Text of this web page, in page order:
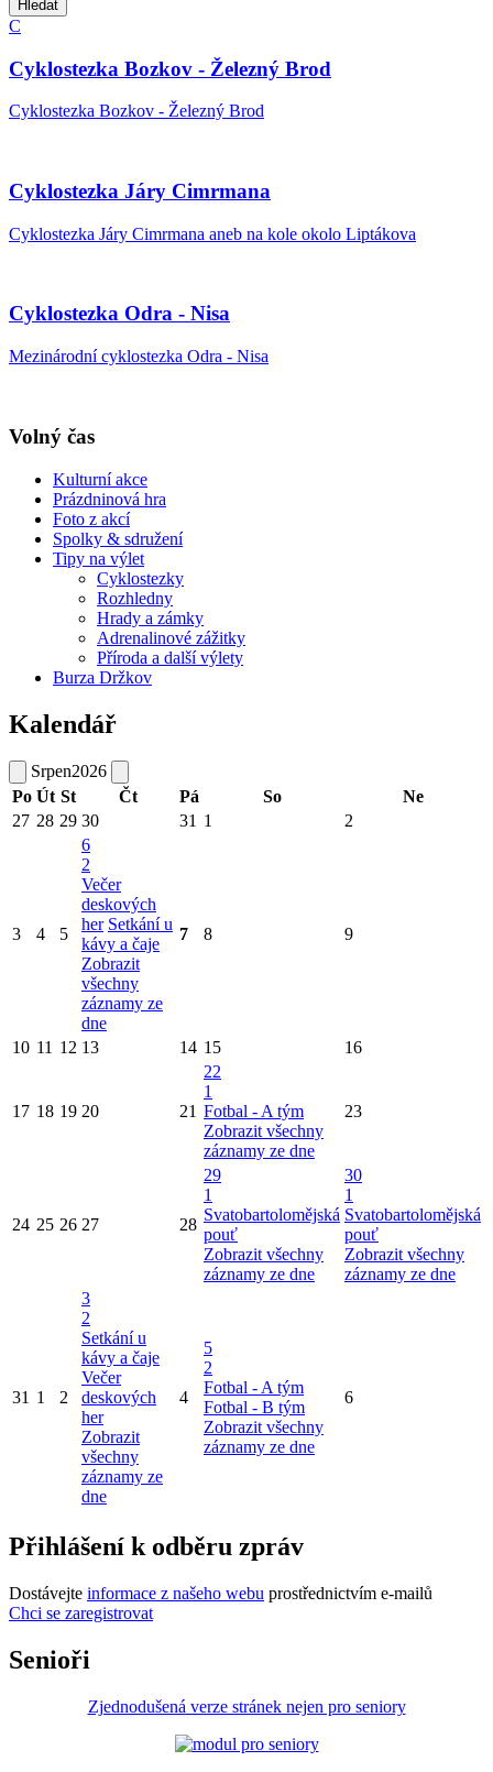
Hledat
C
Cyklostezka Bozkov - Železný Brod
Cyklostezka Bozkov - Železný Brod
Cyklostezka Járy Cimrmana
Cyklostezka Járy Cimrmana aneb na kole okolo Liptákova
Cyklostezka Odra - Nisa
Mezinárodní cyklostezka Odra - Nisa
Volný čas
Kulturní akce
Prázdninová hra
Foto z akcí
Spolky & sdružení
Tipy na výlet
Cyklostezky
Rozhledny
Hrady a zámky
Adrenalinové zážitky
Příroda a další výlety
Burza Držkov
Kalendář
Srpen2026
Po Út St Čt Pá So
Ne
27 28 29 30 31 1 2
3 4 5
6
2
Večer
deskových
her Setkání u
kávy a čaje
Zobrazit
všechny
záznamy ze
dne
7 8 9
10 11 12 13 14 15 16
17 18 19 20 21
22
1
Fotbal - A tým
Zobrazit všechny
záznamy ze dne
23
24 25 26 27 28
29
1
Svatobartolomějská
pouť
Zobrazit všechny
záznamy ze dne
30
1
Svatobartolomějská
pouť
Zobrazit všechny
záznamy ze dne
31 1 2
3
2
Setkání u
kávy a čaje
Večer
deskových
her
Zobrazit
všechny
záznamy ze
dne
4
5
2
Fotbal - A tým
Fotbal - B tým
Zobrazit všechny
záznamy ze dne
6
Přihlášení k odběru zpráv
Dostávejte informace z našeho webu prostřednictvím e-mailů
Chci se zaregistrovat
Senioři
Zjednodušená verze stránek nejen pro seniory